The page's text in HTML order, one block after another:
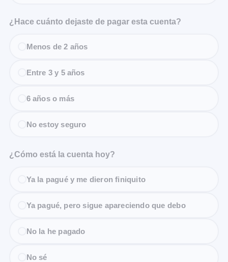
¿Hace cuánto dejaste de pagar esta cuenta?
Menos de 2 años
Entre 3 y 5 años
6 años o más
No estoy seguro
¿Cómo está la cuenta hoy?
Ya la pagué y me dieron finiquito
Ya pagué, pero sigue apareciendo que debo
No la he pagado
No sé